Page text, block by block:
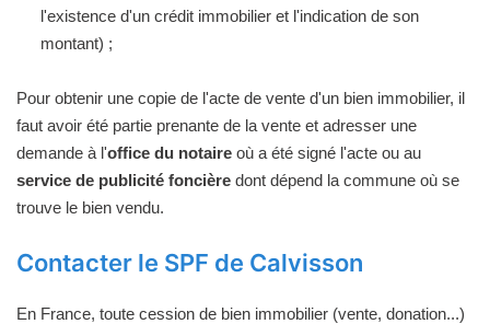
l'existence d'un crédit immobilier et l'indication de son
montant) ;
Pour obtenir une copie de l'acte de vente d'un bien immobilier, il
faut avoir été partie prenante de la vente et adresser une
demande à l'office du notaire où a été signé l'acte ou au
service de publicité foncière dont dépend la commune où se
trouve le bien vendu.
Contacter le SPF de Calvisson
En France, toute cession de bien immobilier (vente, donation...)